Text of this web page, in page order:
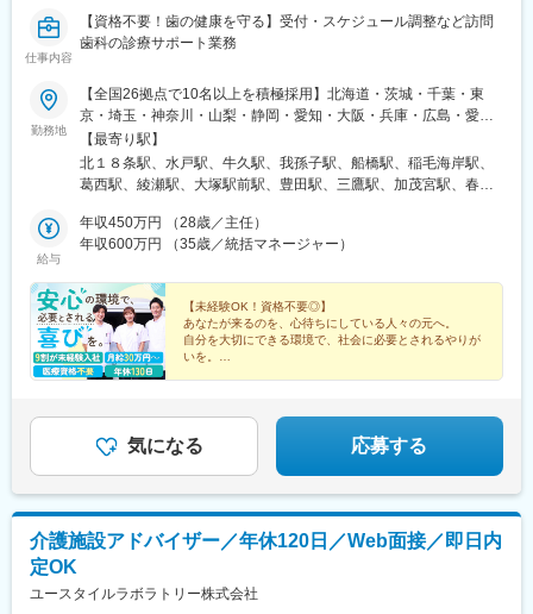
仕事内容
【資格不要！歯の健康を守る】受付・スケジュール調整など訪問
歯科の診療サポート業務
勤務地
【全国26拠点で10名以上を積極採用】北海道・茨城・千葉・東
京・埼玉・神奈川・山梨・静岡・愛知・大阪・兵庫・広島・愛
媛・福岡のいずれかの事業所勤務となります。▼募集事業所一覧
★マークの事業所は積極採用中！北海道：札幌事業所（★）茨城
県：水戸事業所（★）／牛久事業所（★）千葉県：柏事業所
／花畑事業所／大塚事業所（★）／八王子事業所／三鷹事業所
（★）埼玉県：大宮事業所／春日部事業所／羽生事業所（★）神
岡県：静岡営業所（★）愛知県：知立事業所大阪府：新大阪事業
所（★）／高槻事業所兵庫県：明石事業所広島県：広島事業所
（★）愛媛県：松山事業所（★）福岡県：福岡事業所／小倉事業
所（★）※受動喫煙防止対策：屋内全面禁煙★全国で10名以上の
採用です！★勤務地は希望を十分考慮の上、決定します。★他の
的なキャリアにぜひ活かしてください！
【最寄り駅】
北１８条駅、水戸駅、牛久駅、我孫子駅、船橋駅、稲毛海岸駅、
葛西駅、綾瀬駅、大塚駅前駅、豊田駅、三鷹駅、加茂宮駅、春日
代県庁口駅、香春口三萩野駅、土橋駅(愛媛県)、横川駅(広島県)、
東三国駅、高槻駅、明石駅、北１２条駅、京成船橋駅、大塚駅(東
駅、高槻市駅、山陽明石駅、東海神駅、巣鴨駅、京急川崎駅、横
川一丁目駅、西新町駅
給与
年収450万円 （28歳／主任）
年収600万円 （35歳／統括マネージャー）
【未経験OK！資格不要◎】
あなたが来るのを、心待ちにしている人々の元へ。
自分を大切にできる環境で、社会に必要とされるやりが
いを。
★全国同時募集＆10名以上採用
気になる 応募する
介護施設アドバイザー／年休120日／Web面接／即日内
定OK
ユースタイルラボラトリー株式会社